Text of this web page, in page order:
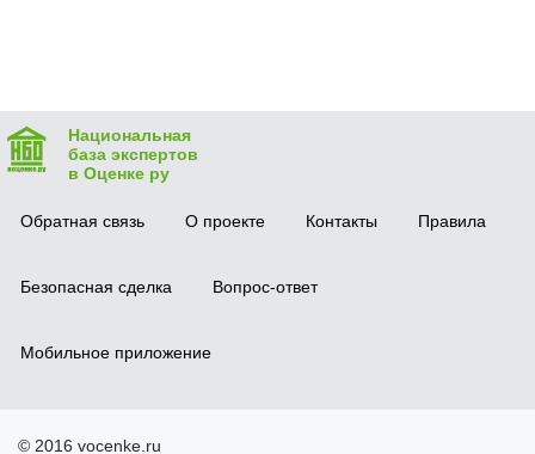
Национальная
база экспертов
в Оценке ру
Обратная связь О проекте Контакты Правила
Безопасная сделка Вопрос-ответ
Мобильное приложение
© 2016 vocenke.ru